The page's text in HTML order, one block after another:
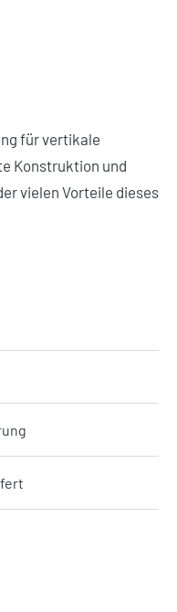
für vertikale
Konstruktion und
vielen Vorteile dieses